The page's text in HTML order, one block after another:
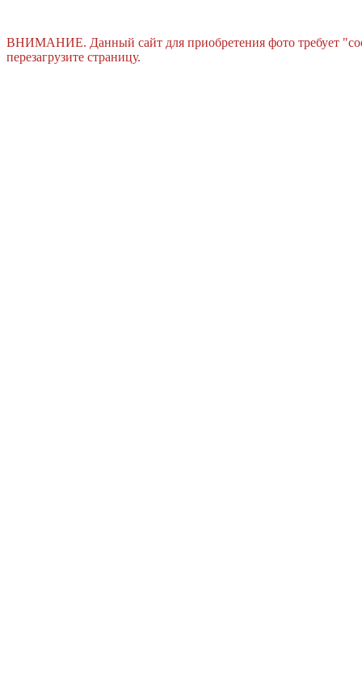
ВНИМАНИЕ. Данный сайт для приобретения фото требует
перезагрузите страницу.